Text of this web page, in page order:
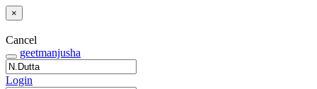
×
Cancel
geetmanjusha
Login